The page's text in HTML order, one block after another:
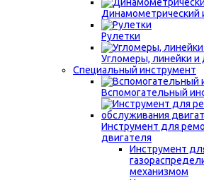
Динамометрический
Рулетки
Угломеры, линейки и
Специальный инструмент
Вспомогательный
Инструмент для
двигателя
Инструмент
механизмом